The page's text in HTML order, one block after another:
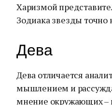
Харизмой
Зодиака звезды точно
Дева
Дева отличается
мышлением и
мнение окружающих –